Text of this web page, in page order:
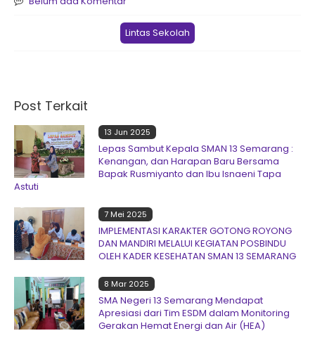
Lintas Sekolah
Post Terkait
13 Jun 2025
Lepas Sambut Kepala SMAN 13 Semarang :
Kenangan, dan Harapan Baru Bersama
Bapak Rusmiyanto dan Ibu Isnaeni Tapa
Astuti
7 Mei 2025
IMPLEMENTASI KARAKTER GOTONG ROYONG
DAN MANDIRI MELALUI KEGIATAN POSBINDU
OLEH KADER KESEHATAN SMAN 13 SEMARANG
8 Mar 2025
SMA Negeri 13 Semarang Mendapat
Apresiasi dari Tim ESDM dalam Monitoring
Gerakan Hemat Energi dan Air (HEA)